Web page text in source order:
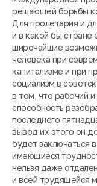
решающей борьбы
Для пролетария и
и в какой бы стране
широчайшие
человека при
капитализме и при
социализм в
в том, что рабочий
способность
последнего
вывод их этого он
будет заключаться
имеющиеся
нельзя даже
и всей трудящейся